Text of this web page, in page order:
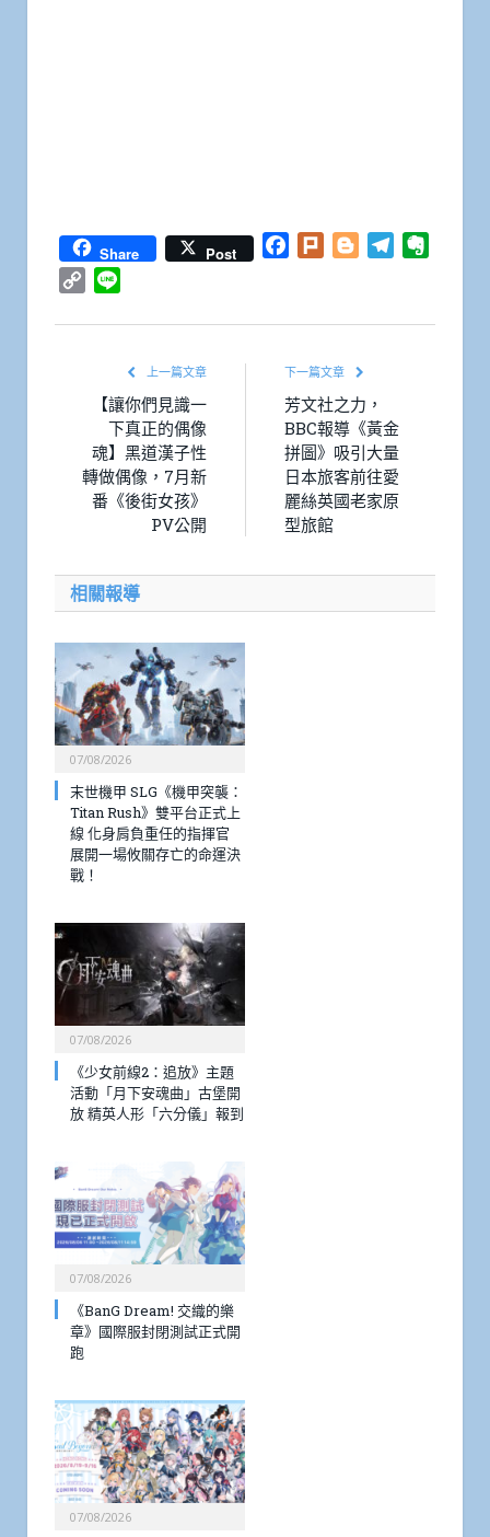
Share Post Facebook
Plurk BloggerTelegram
Copy
上一篇文章
【讓你們見識一
下真正的偶像
魂】黑道漢子性
轉做偶像，7月新
番《後街女孩》
PV公開
下一篇文章
芳文社之力，
BBC報導《黃金
拼圖》吸引大量
日本旅客前往愛
麗絲英國老家原
型旅館
相關報導
07/08/2026
末世機甲 SLG《機甲突襲：
Titan Rush》雙平台正式上
線 化身肩負重任的指揮官
展開一場攸關存亡的命運決
戰！
07/08/2026
《少女前線2：追放》主題
活動「月下安魂曲」古堡開
放 精英人形「六分儀」報到
07/08/2026
《BanG Dream! 交織的樂
章》國際服封閉測試正式開
跑
07/08/2026